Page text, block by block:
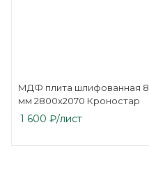
МДФ плита шлифованная 8
мм 2800х2070 Кроностар
1 600 ₽/лист